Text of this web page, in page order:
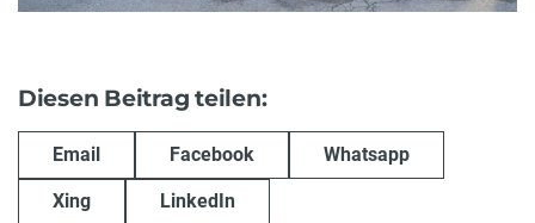
Diesen Beitrag teilen:
Email Facebook Whatsapp
Xing LinkedIn